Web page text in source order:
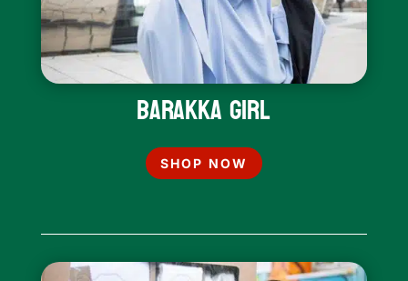
Barakka Girl
SHOP NOW